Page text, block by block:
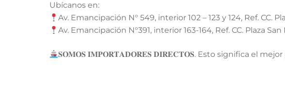
Ubícanos en:
Av. Emancipación N° 549, interior 102 – 123 y 124, Ref. CC.
Av. Emancipación N°391, interior 163-164, Ref. CC. Plaza
𝐒𝐎𝐌𝐎𝐒 𝐈𝐌𝐏𝐎𝐑𝐓𝐀𝐃𝐎𝐑𝐄𝐒 𝐃𝐈𝐑𝐄𝐂𝐓𝐎𝐒. Esto significa el mejor